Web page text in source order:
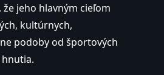
jeho hlavným cieľom
kultúrnych,
podoby od športových